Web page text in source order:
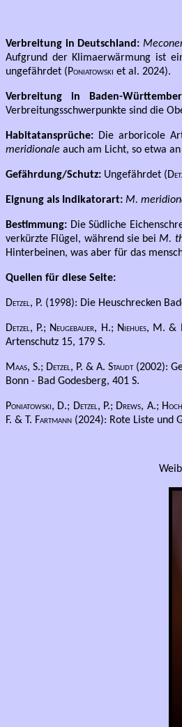
Verbreitung in Deutschland:
Aufgrund der Klimaerwärmung ist
ungefährdet (Poniatowski et al. 2024).
Verbreitung in Baden-
Verbreitungsschwerpunkte sind die
Habitatansprüche: Die arboricole
meridionale auch am Licht, so etwa
Gefährdung/Schutz: Ungefährdet (
Eignung als Indikatorart: M.
Bestimmung: Die Südliche
verkürzte Flügel, während sie beiM.
Hinterbeinen, was aber für das
Quellen für diese Seite:
Detzel, P. (1998): Die Heuschrecken
Detzel, P.; Neugebauer, H.; Niehues, M. &
Artenschutz 15, 179 S.
Maas, S.; Detzel, P. & A. Staudt(2002):
Bonn - Bad Godesberg, 401 S.
Poniatowski, D.; Detzel, P.; Drews, A.;
F. & T. Fartmann (2024): Rote Liste und